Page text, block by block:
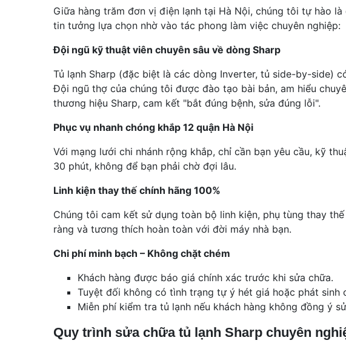
Giữa hàng trăm đơn vị điện lạnh tại Hà Nội, chúng tôi tự hào
tin tưởng lựa chọn nhờ vào tác phong làm việc chuyên nghiệp:
Đội ngũ kỹ thuật viên chuyên sâu về dòng Sharp
Tủ lạnh Sharp (đặc biệt là các dòng Inverter, tủ side-by-side)
Đội ngũ thợ của chúng tôi được đào tạo bài bản, am hiểu
thương hiệu Sharp, cam kết "bắt đúng bệnh, sửa đúng lỗi".
Phục vụ nhanh chóng khắp 12 quận Hà Nội
Với mạng lưới chi nhánh rộng khắp, chỉ cần bạn yêu cầu, kỹ
30 phút, không để bạn phải chờ đợi lâu.
Linh kiện thay thế chính hãng 100%
Chúng tôi cam kết sử dụng toàn bộ linh kiện, phụ tùng thay
ràng và tương thích hoàn toàn với đời máy nhà bạn.
Chi phí minh bạch – Không chặt chém
Khách hàng được báo giá chính xác trước khi sửa chữa.
Tuyệt đối không có tình trạng tự ý hét giá hoặc phát sinh
Miễn phí kiểm tra tủ lạnh nếu khách hàng không đồng ý
Quy trình sửa chữa tủ lạnh Sharp chuyên